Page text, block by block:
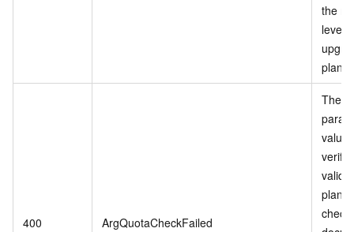
the
level
plan.
400 ArgQuotaCheckFailed
The
value
verify
plan.